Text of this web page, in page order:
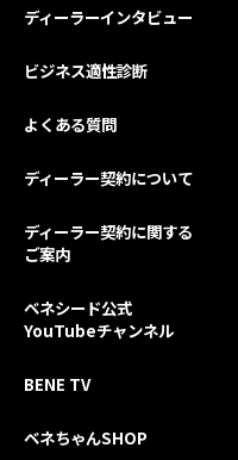
ディーラーインタビュー
ビジネス適性診断
よくある質問
ディーラー契約について
ディーラー契約に関する
ご案内
ベネシード公式
YouTubeチャンネル
BENE TV
ベネちゃんSHOP